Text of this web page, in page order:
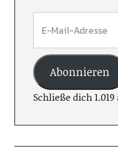
Abonnieren
Schließe dich